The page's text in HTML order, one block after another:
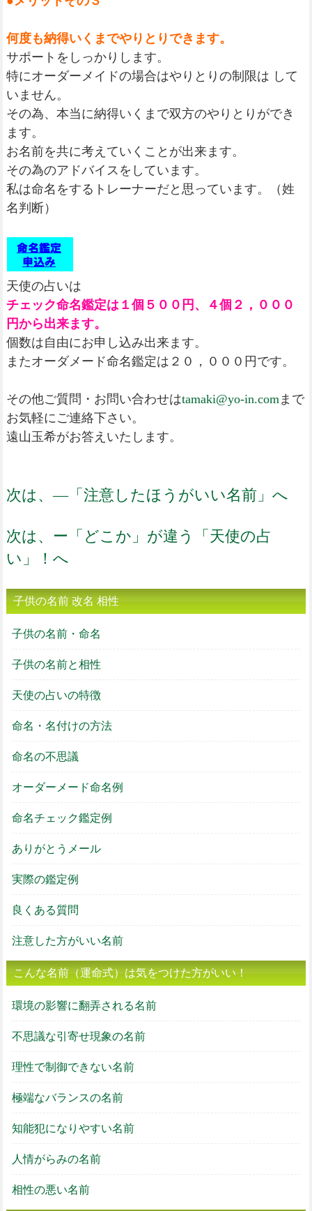
何度も納得いくまでやりとりできます。
サポートをしっかりします。
特にオーダーメイドの場合はやりとりの制限は して
いません。
その為、本当に納得いくまで双方のやりとりができ
ます。
お名前を共に考えていくことが出来ます。
その為のアドバイスをしています。
私は命名をするトレーナーだと思っています。（姓
名判断）
天使の占いは
チェック命名鑑定は１個５００円、４個２，０００
円から出来ます。
個数は自由にお申し込み出来ます。
またオーダメード命名鑑定は２０，０００円です。
その他ご質問・お問い合わせはtamaki@yo-in.comまで
お気軽にご連絡下さい。
遠山玉希がお答えいたします。
次は、―「注意したほうがいい名前」へ
次は、ー「どこか」が違う「天使の占
い」！へ
子供の名前 改名 相性
子供の名前・命名
子供の名前と相性
天使の占いの特徴
命名・名付けの方法
命名の不思議
オーダーメード命名例
命名チェック鑑定例
ありがとうメール
実際の鑑定例
良くある質問
注意した方がいい名前
こんな名前（運命式）は気をつけた方がいい！
環境の影響に翻弄される名前
不思議な引寄せ現象の名前
理性で制御できない名前
極端なバランスの名前
知能犯になりやすい名前
人情がらみの名前
相性の悪い名前